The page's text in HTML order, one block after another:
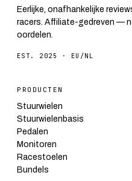
Eerlijke, onafhankelijke
racers. Affiliate-gedreven —
oordelen.
EST. 2025 · EU/NL
PRODUCTEN
Stuurwielen
Stuurwielenbasis
Pedalen
Monitoren
Racestoelen
Bundels